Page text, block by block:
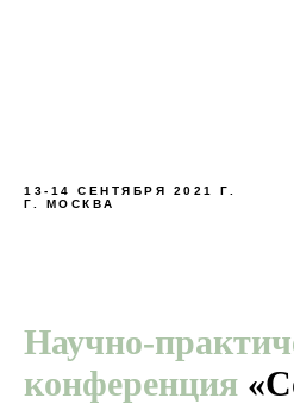
13-14 СЕНТЯБРЯ 2021 Г.
Г. МОСКВА
Научно-
конференция